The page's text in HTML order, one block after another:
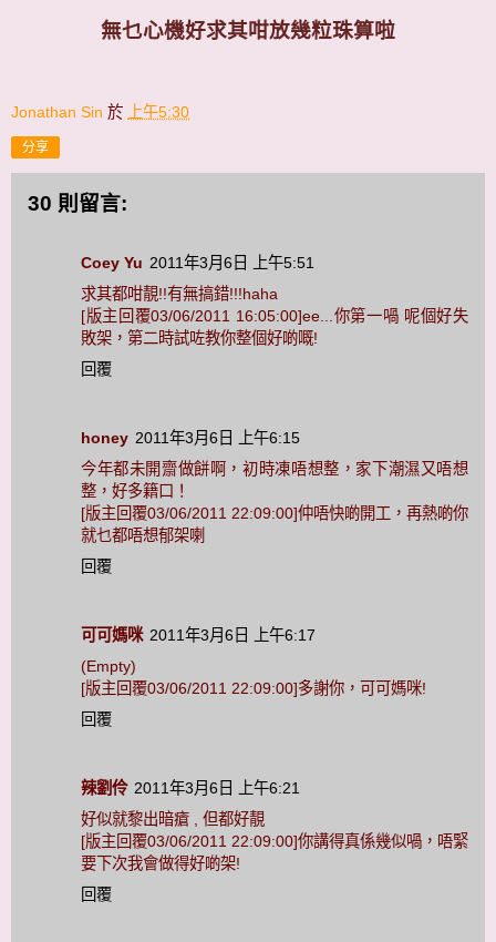
無乜心機好求其咁放幾粒珠算啦
Jonathan Sin 於 上午5:30
分享
30 則留言:
Coey Yu 2011年3月6日 上午5:51
求其都咁靚!!有無搞錯!!!haha
[版主回覆03/06/2011 16:05:00]ee...你第一喎 呢個好失
敗架，第二時試咗教你整個好啲嘅!
回覆
honey 2011年3月6日 上午6:15
今年都未開齋做餅啊，初時凍唔想整，家下潮濕又唔想
整，好多籍口！
[版主回覆03/06/2011 22:09:00]仲唔快啲開工，再熱啲你
就乜都唔想郁架喇
回覆
可可媽咪 2011年3月6日 上午6:17
(Empty)
[版主回覆03/06/2011 22:09:00]多謝你，可可媽咪!
回覆
辣劉伶 2011年3月6日 上午6:21
好似就黎出暗瘡 , 但都好靚
[版主回覆03/06/2011 22:09:00]你講得真係幾似喎，唔緊
要下次我會做得好啲架!
回覆